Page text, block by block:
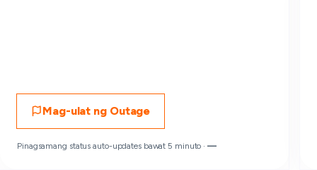
Mag-ulat ng Outage
Pinagsamang status auto-updates bawat 5 minuto ·—